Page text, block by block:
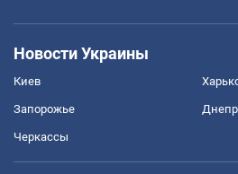
Новости Украины
Киев
Запорожье Днепр
Черкассы